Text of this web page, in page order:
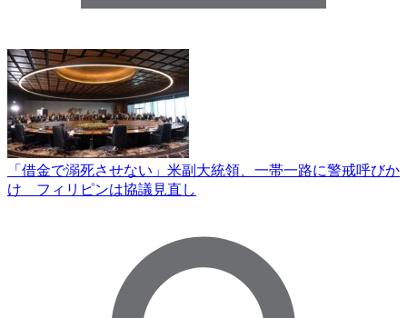
「借金で溺死させない」米副大統領、一帯一路に警戒呼びか
け フィリピンは協議見直し